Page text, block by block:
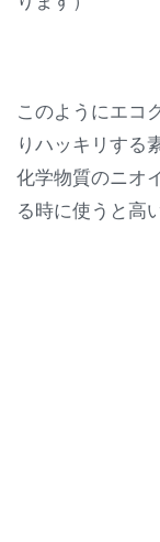
このようにエコ
りハッキリする
化学物質のニオ
る時に使うと高